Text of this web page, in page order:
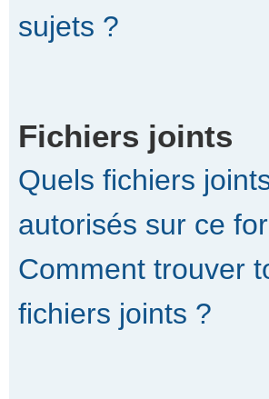
sujets ?
Fichiers joints
Quels fichiers
autorisés sur ce
Comment trouver
fichiers joints ?